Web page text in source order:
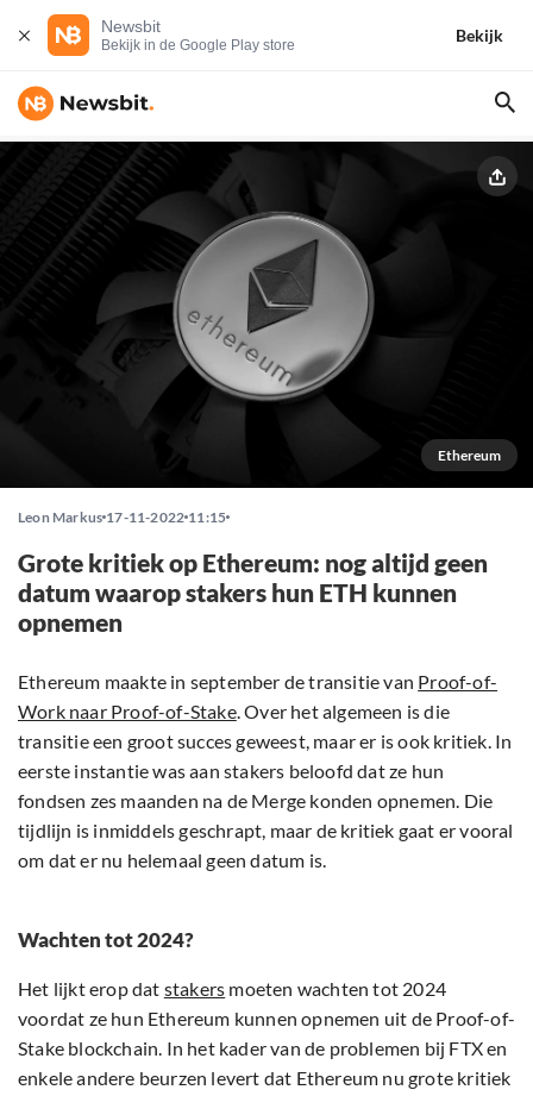
Newsbit
Bekijk in de Google Play store
Bekijk
Ethereum
Leon Markus 17-11-2022 11:15
Grote kritiek op Ethereum: nog altijd geen
datum waarop stakers hun ETH kunnen
opnemen
Ethereum maakte in september de transitie van Proof-of-
Work naar Proof-of-Stake. Over het algemeen is die
transitie een groot succes geweest, maar er is ook kritiek. In
eerste instantie was aan stakers beloofd dat ze hun
fondsen zes maanden na de Merge konden opnemen. Die
tijdlijn is inmiddels geschrapt, maar de kritiek gaat er vooral
om dat er nu helemaal geen datum is.
Wachten tot 2024?
Het lijkt erop dat stakers moeten wachten tot 2024
voordat ze hun Ethereum kunnen opnemen uit de Proof-of-
Stake blockchain. In het kader van de problemen bij FTX en
enkele andere beurzen levert dat Ethereum nu grote kritiek